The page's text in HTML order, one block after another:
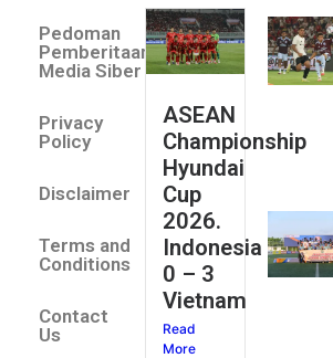
Pedoman
Pemberitaan
Media Siber
Privacy
Policy
Disclaimer
Terms and
Conditions
Contact
Us
ASEAN
Championship
Hyundai
Cup
2026.
Indonesia
0 – 3
Vietnam
Read
More